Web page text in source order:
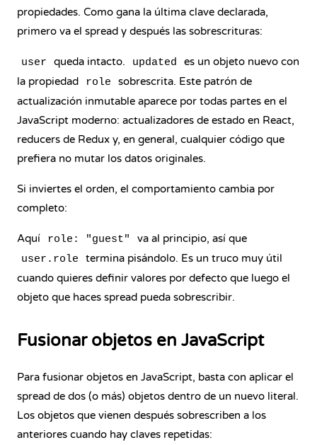
propiedades. Como gana la última clave declarada,
primero va el spread y después las sobrescrituras:
user queda intacto. updated
es un objeto nuevo con
la propiedad
role
sobrescrita. Este patrón de
actualización inmutable aparece por todas partes en el
JavaScript moderno: actualizadores de estado en React,
reducers de Redux y, en general, cualquier código que
prefiera no mutar los datos originales.
Si inviertes el orden, el comportamiento cambia por
completo:
Aquí role: "guest" va al principio, así que
user.role
termina pisándolo. Es un truco muy útil
cuando quieres definir valores por defecto que luego el
objeto que haces spread pueda sobrescribir.
Fusionar objetos en JavaScript
Para fusionar objetos en JavaScript, basta con aplicar el
spread de dos (o más) objetos dentro de un nuevo literal.
Los objetos que vienen después sobrescriben a los
anteriores cuando hay claves repetidas: